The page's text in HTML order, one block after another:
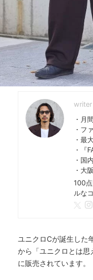
・月
・フ
・最
・『
・国
・大
100
ルな
ユニクロCが誕生した
から「ユニクロとは
に販売されています。